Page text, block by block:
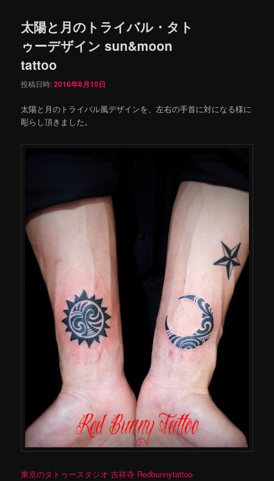
太陽と月のトライバル・タト
ゥーデザイン sun&moon
tattoo
投稿日時:2016年8月10日
太陽と月のトライバル風デザインを、左右の手首に対になる様に
彫らし頂きました。
東京のタトゥースタジオ 吉祥寺 Redbunnytattoo